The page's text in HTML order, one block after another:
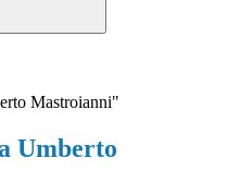
Mastroianni"
Umberto